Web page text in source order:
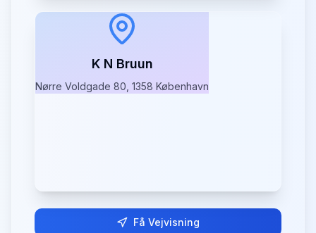
K N Bruun
Nørre Voldgade 80, 1358 København
Få Vejvisning